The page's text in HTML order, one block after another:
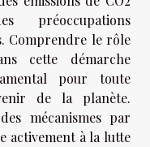
Comprendre le rôle
cette démarche
pour toute
de la planète.
mécanismes par
activement à la lutte